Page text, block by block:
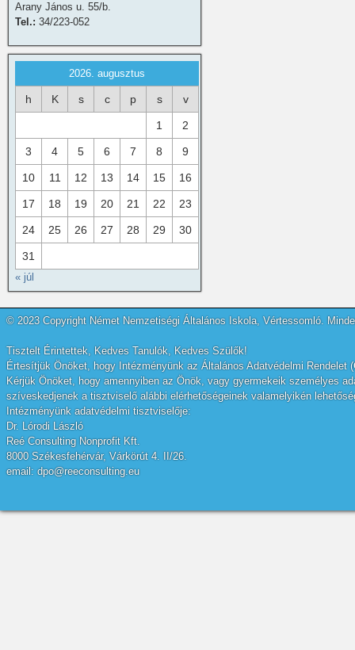
Arany János u. 55/b.
Tel.: 34/223-052
2026. augusztus
h K s c p s v
1 2
3 4 5 6 7 8 9
10 11 12 13 14 15 16
17 18 19 20 21 22 23
24 25 26 27 28 29 30
31
« júl
© 2023 Copyright Német Nemzetiségi Általános Iskola, Vértessomló.
Tisztelt Érintettek, Kedves Tanulók, Kedves Szülők!
Értesítjük Önöket, hogy Intézményünk az Általános Adatvédelmi
Kérjük Önöket, hogy amennyiben az Önök, vagy gyermekeik személyes
szíveskedjenek a tisztviselő alábbi elérhetőségeinek valamelyikén
Intézményünk adatvédelmi tisztviselője:
Dr. Lórodi László
Reé Consulting Nonprofit Kft.
8000 Székesfehérvár, Várkörút 4. II/26.
email: dpo@reeconsulting.eu